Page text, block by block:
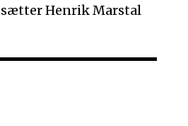
Henrik Marstal